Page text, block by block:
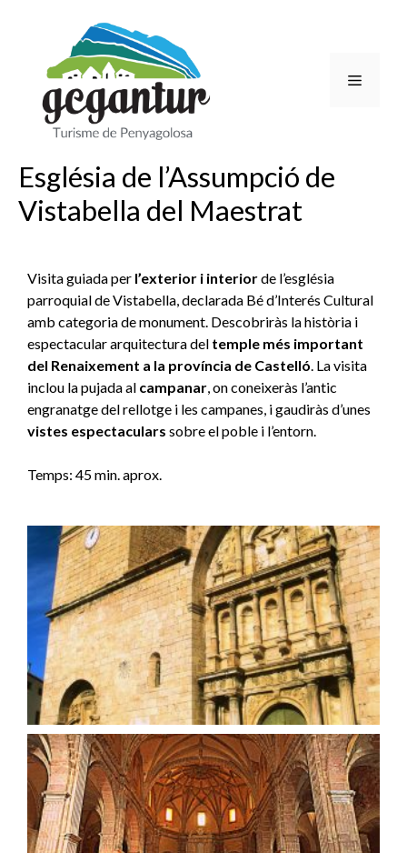
Església de l’Assumpció de
Vistabella del Maestrat
Visita guiada per l’exterior i interiorde l’església
parroquial de Vistabella, declarada Bé d’Interés Cultural
amb categoria de monument. Descobriràs la història i
espectacular arquitectura del temple més important
del Renaixement a la província de Castelló. La visita
inclou la pujada al campanar, on coneixeràs l’antic
engranatge del rellotge i les campanes, i gaudiràs d’unes
vistes espectaculars sobre el poble i l’entorn.
Temps: 45 min. aprox.